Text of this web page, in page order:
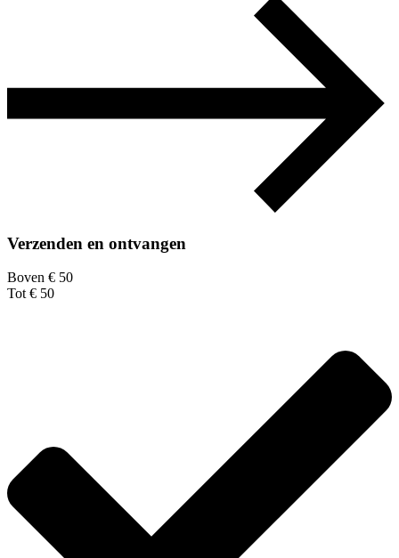
Verzenden en ontvangen
Boven € 50
Tot € 50